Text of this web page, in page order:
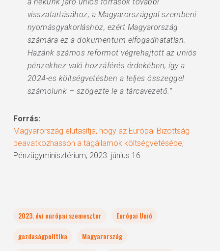
visszatartásához, a Magyarországgal szembeni
nyomásgyakorláshoz, ezért Magyarország
számára ez a dokumentum elfogadhatatlan.
Hazánk számos reformot végrehajtott az uniós
pénzekhez való hozzáférés érdekében, így a
2024-es költségvetésben a teljes összeggel
számolunk – szögezte le a tárcavezető.”
Forrás:
Magyarország elutasítja, hogy az Európai Bizottság
beavatkozhasson a tagállamok költségvetésébe;
Pénzügyminisztérium; 2023. június 16.
2023. évi európai szemeszter
Európai Unió
gazdaságpolitika
Magyarország